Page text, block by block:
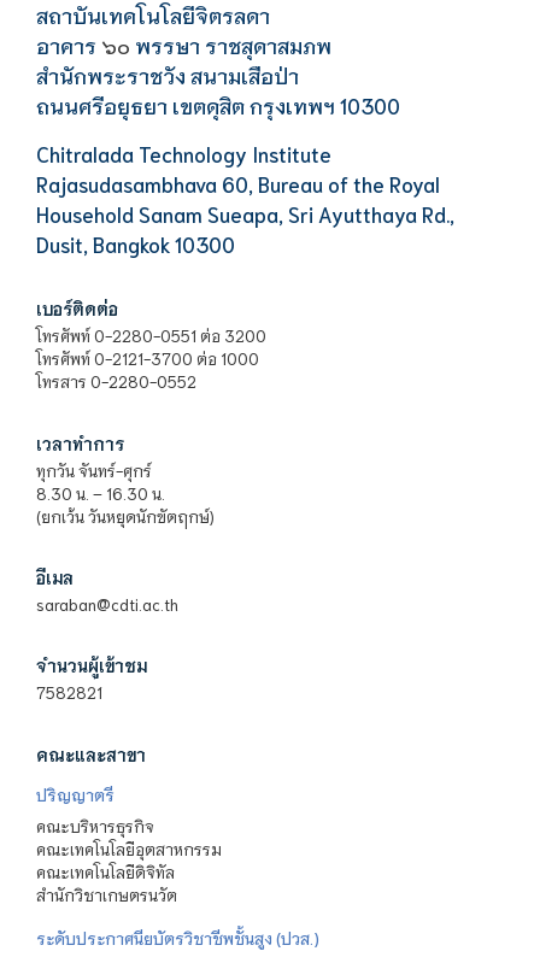
สถาบันเทคโนโลยีจิตรลดา
อาคาร ๖๐ พรรษา ราชสุดาสมภพ
สำนักพระราชวัง สนามเสือป่า
ถนนศรีอยุธยา เขตดุสิต กรุงเทพฯ 10300
Chitralada Technology Institute
Rajasudasambhava 60, Bureau of the Royal
Household Sanam Sueapa, Sri Ayutthaya Rd.,
Dusit, Bangkok 10300
เบอร์ติดต่อ
โทรศัพท์ 0-2280-0551 ต่อ 3200
โทรศัพท์ 0-2121-3700 ต่อ 1000
โทรสาร 0-2280-0552
เวลาทำการ
ทุกวัน จันทร์-ศุกร์
8.30 น. – 16.30 น.
(ยกเว้น วันหยุดนักขัตฤกษ์)
อีเมล
saraban@cdti.ac.th
จำนวนผู้เข้าชม
7582821
คณะและสาขา
ปริญญาตรี
คณะบริหารธุรกิจ
คณะเทคโนโลยีอุตสาหกรรม
คณะเทคโนโลยีดิจิทัล
สำนักวิชาเกษตรนวัต
ระดับประกาศนียบัตรวิชาชีพชั้นสูง (ปวส.)